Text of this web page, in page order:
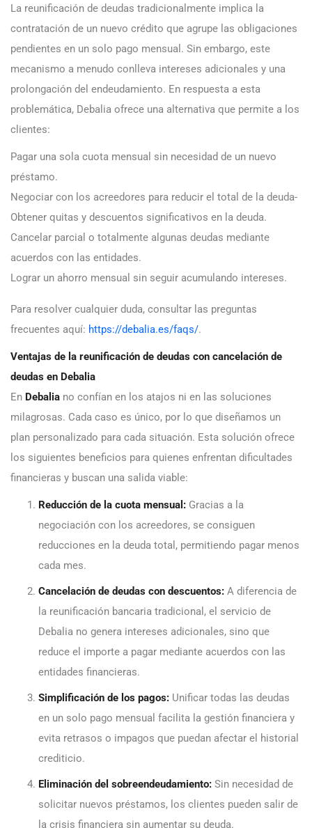
La reunificación de deudas tradicionalmente implica la
contratación de un nuevo crédito que agrupe las obligaciones
pendientes en un solo pago mensual. Sin embargo, este
mecanismo a menudo conlleva intereses adicionales y una
prolongación del endeudamiento. En respuesta a esta
problemática, Debalia ofrece una alternativa que permite a los
clientes:
Pagar una sola cuota mensual sin necesidad de un nuevo
préstamo.
Negociar con los acreedores para reducir el total de la deuda-
Obtener quitas y descuentos significativos en la deuda.
Cancelar parcial o totalmente algunas deudas mediante
acuerdos con las entidades.
Lograr un ahorro mensual sin seguir acumulando intereses.
Para resolver cualquier duda, consultar las preguntas
frecuentes aquí: https://debalia.es/faqs/.
Ventajas de la reunificación de deudas con cancelación de
deudas en Debalia
En Debalia no confían en los atajos ni en las soluciones
milagrosas. Cada caso es único, por lo que diseñamos un
plan personalizado para cada situación. Esta solución ofrece
los siguientes beneficios para quienes enfrentan dificultades
financieras y buscan una salida viable:
Reducción de la cuota mensual: Gracias a la
negociación con los acreedores, se consiguen
reducciones en la deuda total, permitiendo pagar menos
cada mes.
Cancelación de deudas con descuentos: A diferencia de
la reunificación bancaria tradicional, el servicio de
Debalia no genera intereses adicionales, sino que
reduce el importe a pagar mediante acuerdos con las
entidades financieras.
Simplificación de los pagos: Unificar todas las deudas
en un solo pago mensual facilita la gestión financiera y
evita retrasos o impagos que puedan afectar el historial
crediticio.
Eliminación del sobreendeudamiento: Sin necesidad de
solicitar nuevos préstamos, los clientes pueden salir de
la crisis financiera sin aumentar su deuda.